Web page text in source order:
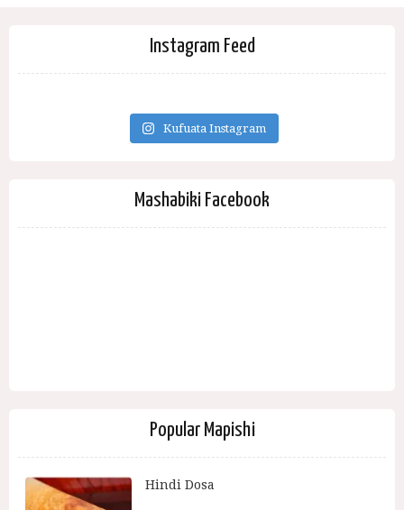
Instagram Feed
Kufuata Instagram
Mashabiki Facebook
Popular Mapishi
Hindi Dosa